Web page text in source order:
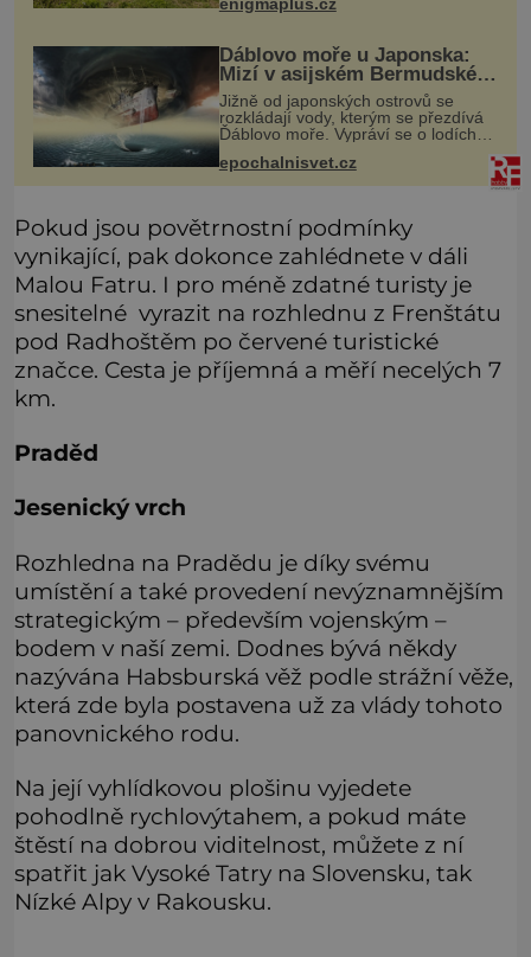
vypadají jako zapomenuté nábo
enigmaplus.cz
Ďáblovo moře u Japonska:
Mizí v asijském Bermudském
trojúhelníku lodě ve spárech
neznámé síly?
Jižně od japonských ostrovů se
rozkládají vody, kterým se přezdívá
Ďáblovo moře. Vypráví se o lodích
mizejících beze stopy, podivných
světlech, zrádných proudech i
mořských dracích, kteří měli tyto ko
epochalnisvet.cz
Pokud jsou povětrnostní podmínky
vynikající, pak dokonce zahlédnete v dáli
Malou Fatru. I pro méně zdatné turisty je
snesitelné vyrazit na rozhlednu z Frenštátu
pod Radhoštěm po červené turistické
značce. Cesta je příjemná a měří necelých 7
km.
Praděd
Jesenický vrch
Rozhledna na Pradědu je díky svému
umístění a také provedení nevýznamnějším
strategickým – především vojenským –
bodem v naší zemi. Dodnes bývá někdy
nazývána Habsburská věž podle strážní věže,
která zde byla postavena už za vlády tohoto
panovnického rodu.
Na její vyhlídkovou plošinu vyjedete
pohodlně rychlovýtahem, a pokud máte
štěstí na dobrou viditelnost, můžete z ní
spatřit jak Vysoké Tatry na Slovensku, tak
Nízké Alpy v Rakousku.